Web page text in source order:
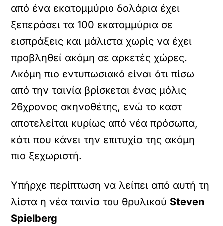
από ένα εκατομμύριο δολάρια έχει
ξεπεράσει τα 100 εκατομμύρια σε
εισπράξεις και μάλιστα χωρίς να έχει
προβληθεί ακόμη σε αρκετές χώρες.
Ακόμη πιο εντυπωσιακό είναι ότι πίσω
από την ταινία βρίσκεται ένας μόλις
26χρονος σκηνοθέτης, ενώ το καστ
αποτελείται κυρίως από νέα πρόσωπα,
κάτι που κάνει την επιτυχία της ακόμη
πιο ξεχωριστή.
Υπήρχε περίπτωση να λείπει από αυτή τη
λίστα η νέα ταινία του θρυλικού Steven
Spielberg